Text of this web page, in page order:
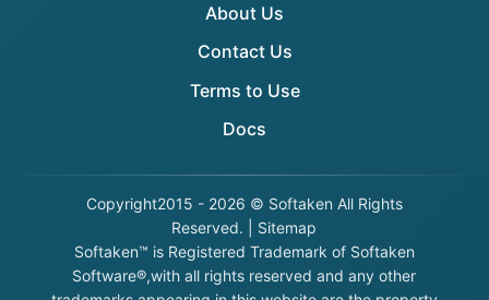
About Us
Contact Us
Terms to Use
Docs
Copyright2015 - 2026 © Softaken All Rights
Reserved. | Sitemap
Softaken™ is Registered Trademark of Softaken
Software®,with all rights reserved and any other